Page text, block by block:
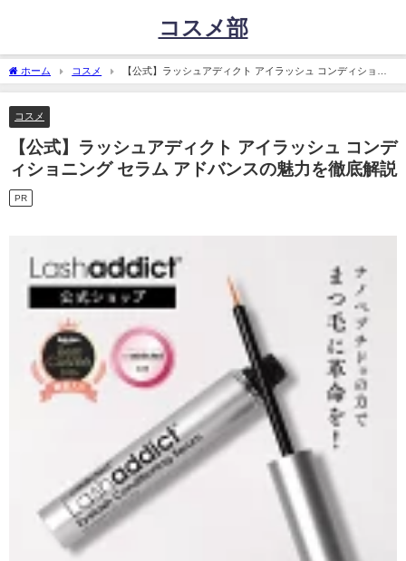
コスメ部
ホーム コスメ
【公式】ラッシュアディクト アイラッシュ コンディショニ
ング セラム アドバンスの魅力を徹底解説
コスメ
【公式】ラッシュアディクト アイラッシュ コンデ
ィショニング セラム アドバンスの魅力を徹底解説
PR